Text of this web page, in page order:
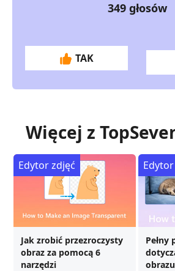
349głosów
TAK
Więcej z
Jak zrobić przezroczysty
obraz za pomocą 6
narzędzi
Edytor zdjęć
Pełny